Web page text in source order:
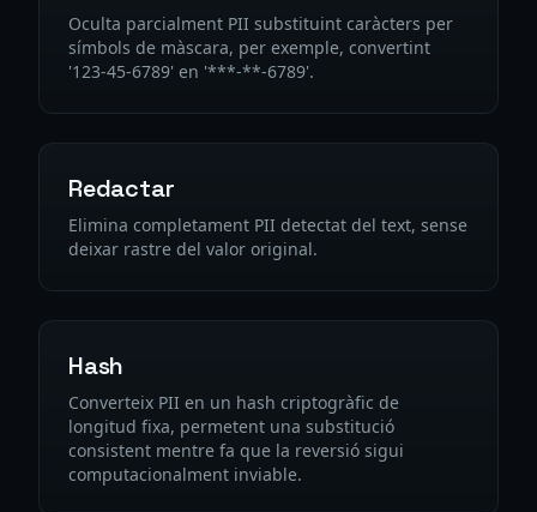
Oculta parcialment PII substituint caràcters per
símbols de màscara, per exemple, convertint
'123-45-6789' en '***-**-6789'.
Redactar
Elimina completament PII detectat del text, sense
deixar rastre del valor original.
Hash
Converteix PII en un hash criptogràfic de
longitud fixa, permetent una substitució
consistent mentre fa que la reversió sigui
computacionalment inviable.